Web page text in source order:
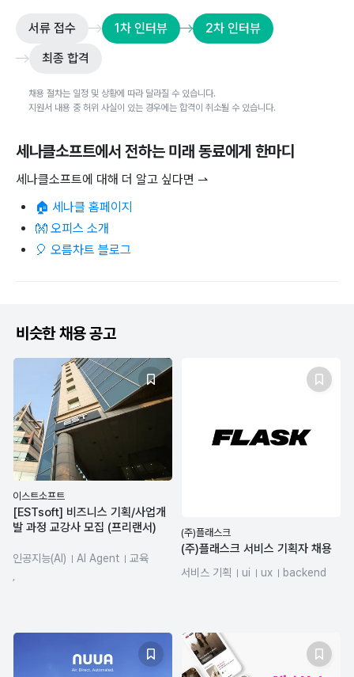
서류 접수 1차 인터뷰
2차 인터뷰
최종 합격
채용 절차는 일정 및 상황에 따라 달라질 수 있습니다.
지원서 내용 중 허위 사실이 있는 경우에는 합격이 취소될 수 있습니다.
세나클소프트에서 전하는 미래 동료에게 한마디
세나클소프트에 대해 더 알고 싶다면 ⇀
🏠 세나클 홈페이지
👐 오피스 소개
🎈 오름차트 블로그
비슷한 채용 공고
이스트소프트
[ESTsoft] 비즈니스 기획/사업개
발 과정 교강사 모집 (프리랜서)
인공지능(AI) AI Agent
교육
(주)플래스크
(주)플래스크 서비스 기획자 채용
서비스 기획 ui ux backend